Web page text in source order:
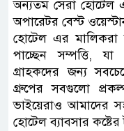
অন্যতম সেরা হোটেল
অপারেটর বেস্ট
হোটেল এর মালিকরা
পাচ্ছেন সম্পত্তি, যা
গ্রাহকদের জন্য
গ্রুপের সবগুলো
ভাইয়েরাও আমাদের
হোটেল ব্যাবসার